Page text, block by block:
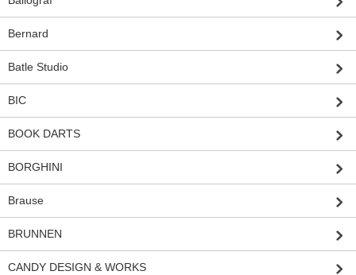
Bernard
Batle Studio
BIC
BOOK DARTS
BORGHINI
Brause
BRUNNEN
CANDY DESIGN & WORKS